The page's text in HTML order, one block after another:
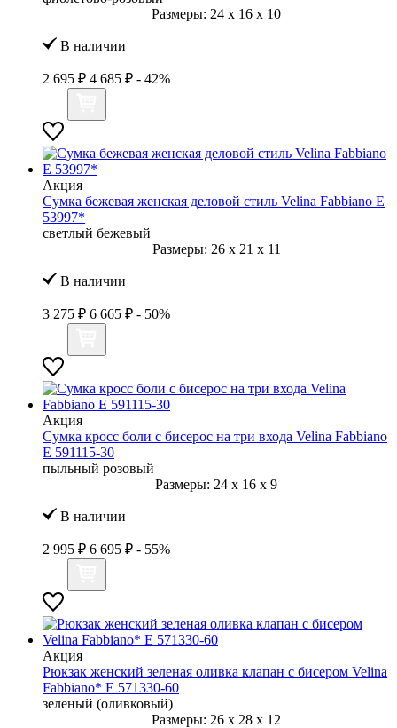
Размеры: 24 x 16 x 10
В наличии
2 695 ₽ 4 685 ₽ - 42%
Акция
Сумка бежевая женская деловой стиль Velina Fabbiano E
53997*
светлый бежевый
Размеры: 26 x 21 x 11
В наличии
3 275 ₽ 6 665 ₽ - 50%
Акция
Сумка кросс боли с бисерос на три входа Velina Fabbiano
E 591115-30
пыльный розовый
Размеры: 24 x 16 x 9
В наличии
2 995 ₽ 6 695 ₽ - 55%
Акция
Рюкзак женский зеленая оливка клапан с бисером Velina
Fabbiano* E 571330-60
зеленый (оливковый)
Размеры: 26 x 28 x 12